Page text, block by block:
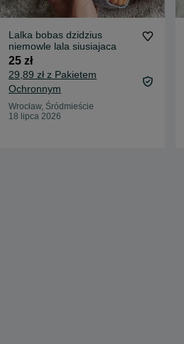
Lalka bobas dzidzius
niemowle lala siusiajaca
25 zł
29,89 zł z Pakietem
Ochronnym
Wrocław, Śródmieście
18 lipca 2026